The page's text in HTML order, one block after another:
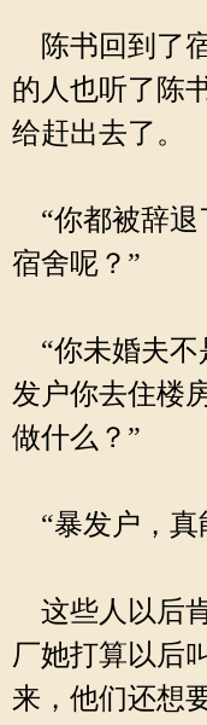
陈书回到了
的人也听了陈
给赶出去了。
“你都被辞退
宿舍呢？”
“你未婚夫不
发户你去住楼
做什么？”
“暴发户，真
这些人以后
厂她打算以后
来，他们还想